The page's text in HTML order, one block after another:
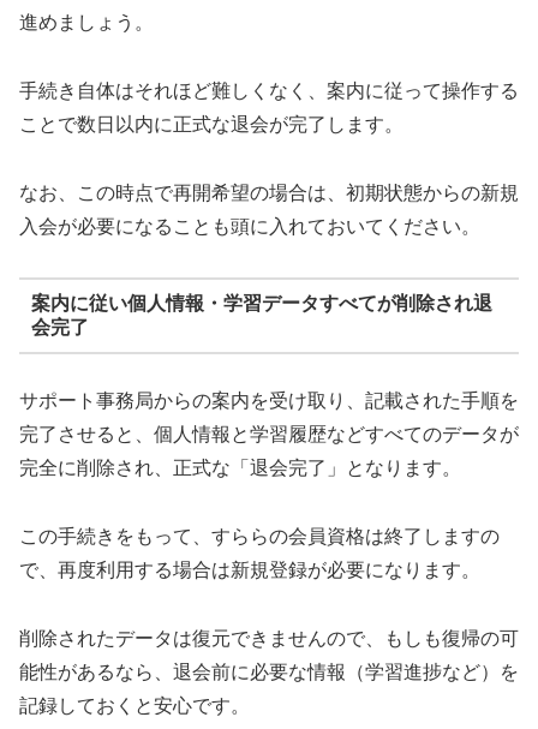
進めましょう。
手続き自体はそれほど難しくなく、案内に従って操作する
ことで数日以内に正式な退会が完了します。
なお、この時点で再開希望の場合は、初期状態からの新規
入会が必要になることも頭に入れておいてください。
案内に従い個人情報・学習データすべてが削除され退
会完了
サポート事務局からの案内を受け取り、記載された手順を
完了させると、個人情報と学習履歴などすべてのデータが
完全に削除され、正式な「退会完了」となります。
この手続きをもって、すららの会員資格は終了しますの
で、再度利用する場合は新規登録が必要になります。
削除されたデータは復元できませんので、もしも復帰の可
能性があるなら、退会前に必要な情報（学習進捗など）を
記録しておくと安心です。